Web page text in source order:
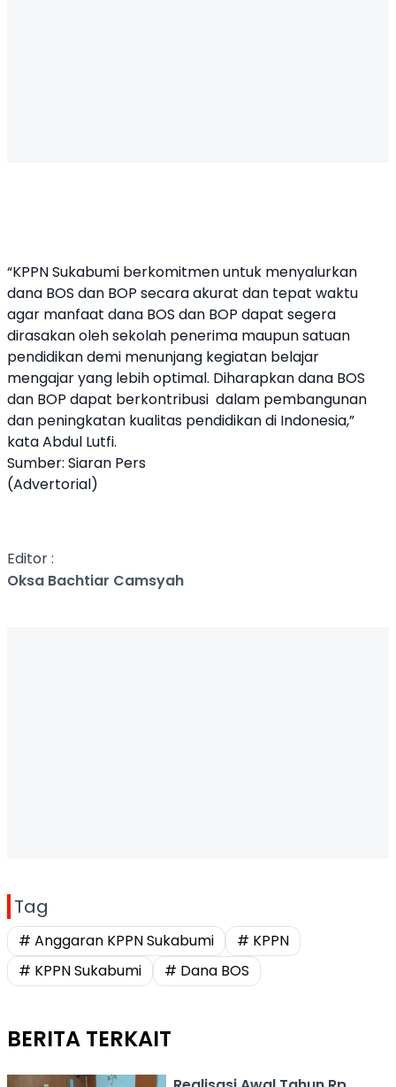
“KPPN Sukabumi berkomitmen untuk menyalurkan
dana BOS dan BOP secara akurat dan tepat waktu
agar manfaat dana BOS dan BOP dapat segera
dirasakan oleh sekolah penerima maupun satuan
pendidikan demi menunjang kegiatan belajar
mengajar yang lebih optimal. Diharapkan dana BOS
dan BOP dapat berkontribusi dalam pembangunan
dan peningkatan kualitas pendidikan di Indonesia,”
kata Abdul Lutfi.
Sumber: Siaran Pers
(Advertorial)
Editor :
Oksa Bachtiar Camsyah
Tag
# Anggaran KPPN Sukabumi
# KPPN
# KPPN Sukabumi
# Dana BOS
BERITA TERKAIT